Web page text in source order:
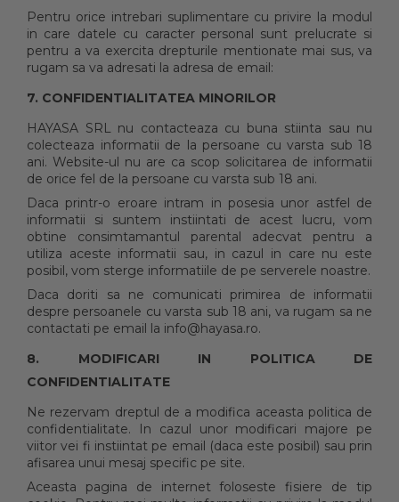
Pentru orice intrebari suplimentare cu privire la modul
in care datele cu caracter personal sunt prelucrate si
pentru a va exercita drepturile mentionate mai sus, va
rugam sa va adresati la adresa de email:
7. CONFIDENTIALITATEA MINORILOR
HAYASA SRL nu contacteaza cu buna stiinta sau nu
colecteaza informatii de la persoane cu varsta sub 18
ani. Website-ul nu are ca scop solicitarea de informatii
de orice fel de la persoane cu varsta sub 18 ani.
Daca printr-o eroare intram in posesia unor astfel de
informatii si suntem instiintati de acest lucru, vom
obtine consimtamantul parental adecvat pentru a
utiliza aceste informatii sau, in cazul in care nu este
posibil, vom sterge informatiile de pe serverele noastre.
Daca doriti sa ne comunicati primirea de informatii
despre persoanele cu varsta sub 18 ani, va rugam sa ne
contactati pe email la info@hayasa.ro.
8. MODIFICARI IN POLITICA DE
CONFIDENTIALITATE
Ne rezervam dreptul de a modifica aceasta politica de
confidentialitate. In cazul unor modificari majore pe
viitor vei fi instiintat pe email (daca este posibil) sau prin
afisarea unui mesaj specific pe site.
Aceasta pagina de internet foloseste fisiere de tip